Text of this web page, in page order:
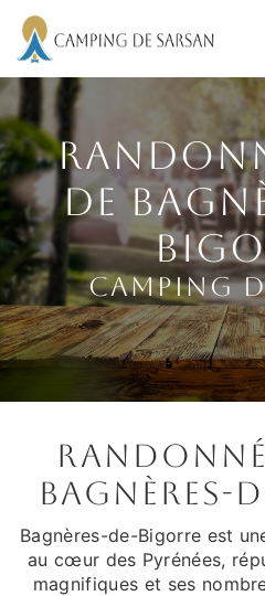
de
Camping
Bagnères-
Bagnères-de-Bigorre est
au cœur des Pyrénées,
magnifiques et ses
Panneau de gestion des cookies